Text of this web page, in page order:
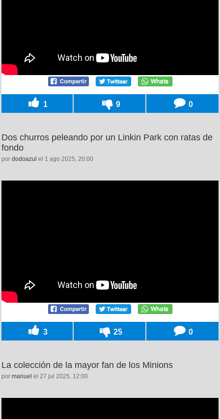
1 9 0
Dos churros peleando por un Linkin Park con ratas de
fondo
por dodoazul el 1 ago 2025, 20:00
3 25 0
La colección de la mayor fan de los Minions
por manuel el 27 jul 2025, 12:00